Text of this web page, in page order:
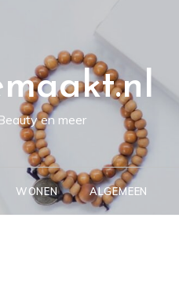
en meer
WONEN ALGEMEEN